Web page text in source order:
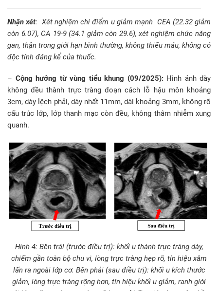
Nhận xét: Xét nghiệm chi điểm u giảm mạnh CEA (22.32 giảm
còn 6.07), CA 19-9 (34.1 giảm còn 29.6), xét nghiệm chức năng
gan, thận trong giới hạn bình thường, không thiếu máu, không có
độc tính đáng kể của thuốc.
– Cộng hưởng từ vùng tiểu khung (09/2025): Hình ảnh dày
không đều thành trực tràng đoạn cách lỗ hậu môn khoảng
3cm, dày lệch phải, dày nhất 11mm, dài khoảng 3mm, không rõ
cấu trúc lớp, lớp thanh mạc còn đều, không thâm nhiễm xung
quanh.
Hình 4: Bên trái (trước điều trị): khối u thành trực tràng dày,
chiếm gần toàn bộ chu vi, lòng trực tràng hẹp rõ, tín hiệu xâm
lấn ra ngoài lớp cơ. Bên phải (sau điều trị): khối u kích thước
giảm, lòng trực tràng rộng hơn, tín hiệu khối u giảm, ranh giới